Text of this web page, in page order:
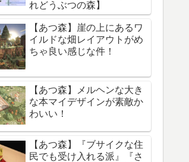
れどうぶつの森】
【あつ森】崖の上にあるワ
イルドな畑レイアウトがめ
ちゃ良い感じな件！
【あつ森】メルヘンな大き
な本マイデザインが素敵か
わいい！
【あつ森】『ブサイクな住
民でも受け入れる派』『さ